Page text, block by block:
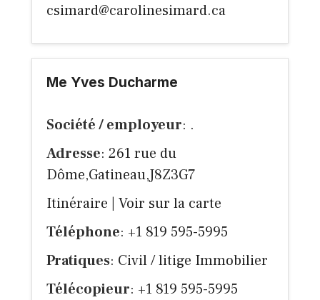
csimard@carolinesimard.ca
Me Yves Ducharme
Société / employeur: .
Adresse: 261 rue du
Dôme,Gatineau,J8Z3G7
Itinéraire
Voir sur la carte
Téléphone: +1 819 595-5995
Pratiques: Civil / litige Immobilier
Télécopieur: +1 819 595-5995